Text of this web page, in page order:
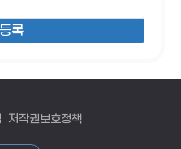
저작권보호정책